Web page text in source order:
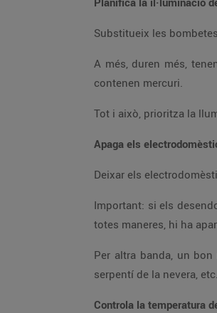
A més, duren més, tenen millor lluminositat i el seu impacte ambiental és quasi nul. A diferència de les bombetes
contenen mercuri.
Apaga els
Important: si els desendolles, estalviaràs encara més. Per això et recomanem fer servir lladres que permeten desconnectar
Per altra banda, un bon manteniment dels aparells també ajuda a estalviar més. Per
Controla la temperatura